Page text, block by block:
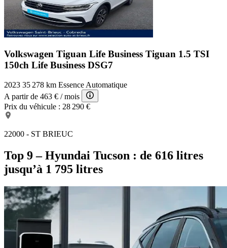
Volkswagen Tiguan Life Business Tiguan 1.5 TSI
150ch Life Business DSG7
2023 35 278 km Essence Automatique
A partir de 463 € / mois
Prix du véhicule : 28 290 €
22000 - ST BRIEUC
Top 9 – Hyundai Tucson : de 616 litres
jusqu’à 1 795 litres